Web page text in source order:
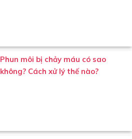
Phun môi bị chảy máu có sao
không? Cách xử lý thế nào?